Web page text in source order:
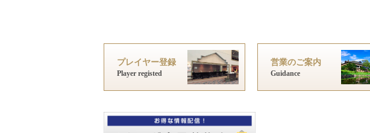
プレイヤー登録
Player registed
営業のご案内
Guidance